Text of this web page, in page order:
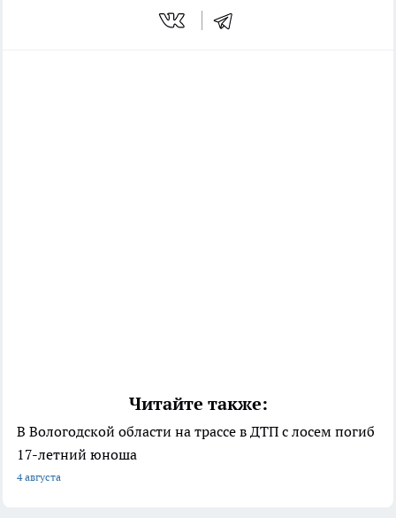
Читайте также:
В Вологодской области на трассе в ДТП с лосем погиб
17-летний юноша
4 августа